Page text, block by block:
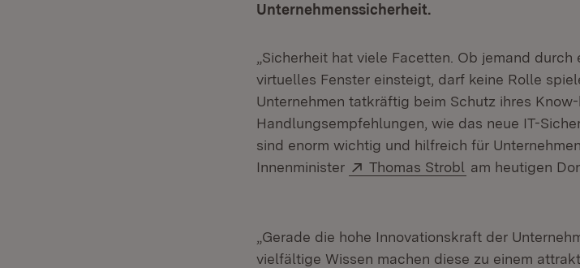
Unternehmenssicherheit.
„Sicherheit hat viele Facetten. Ob jemand
virtuelles Fenster einsteigt, darf keine Rolle
Unternehmen tatkräftig beim Schutz ihres
Handlungsempfehlungen, wie das neue IT-
sind enorm wichtig und hilfreich für
Innenminister
Extern:
Thomas Strobl (Öffnet in
am heutigen
„Gerade die hohe Innovationskraft der
vielfältige Wissen machen diese zu einem